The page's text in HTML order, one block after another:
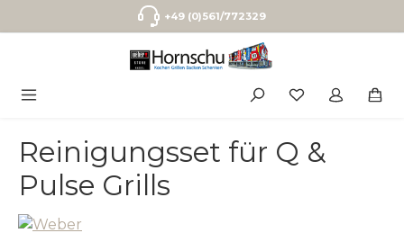
Zum Hauptinhalt springen+49 (0)561/772329
Reinigungsset für Q &
Pulse Grills